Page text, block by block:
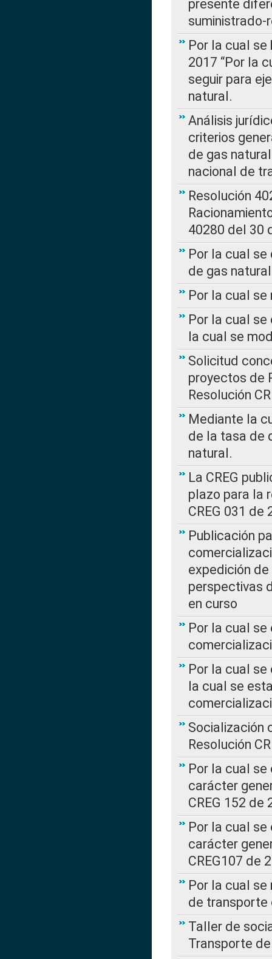
presente
Por la cual se
2017 “Por la
seguir para
natural.
Análisis
criterios
de gas
nacional de
Resolución
40280 del 30
Por la cual
de gas natural
Por la cual se
Por la cual se
la cual se
Solicitud
proyectos de
Resolución
Mediante la
de la tasa de
natural.
La CREG
plazo para la
CREG 031 de
Publicación
expedición de
perspectivas
en curso
Por la cual
Por la cual se
la cual se
Socialización
Resolución
Por la cual
carácter
CREG 152 de
Por la cual
carácter
CREG107 de
Por la cual
de transporte
Taller de
Transporte